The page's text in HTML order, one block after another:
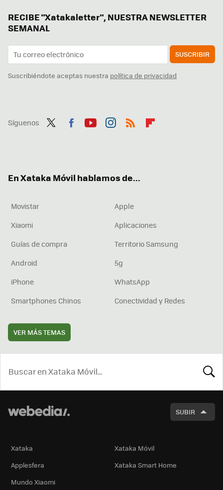
RECIBE "Xatakaletter", NUESTRA NEWSLETTER
SEMANAL
SUSCRIBIR
Suscribiéndote aceptas nuestra política de privacidad
Síguenos
En Xataka Móvil hablamos de...
Movistar
Apple
Xiaomi
Aplicaciones
Guías de compra
Territorio Samsung
Android
5g
iPhone
WhatsApp
Smartphones Chinos
Conectividad y Redes
VER MÁS TEMAS
SUBIR
Xataka
Xataka Móvil
Applesfera
Xataka Smart Home
Mundo Xiaomi